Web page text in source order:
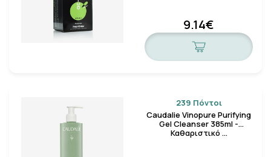
9.14€
239 Πόντοι
Caudalie Vinopure Purifying
Gel Cleanser 385ml -
Καθαριστικό …